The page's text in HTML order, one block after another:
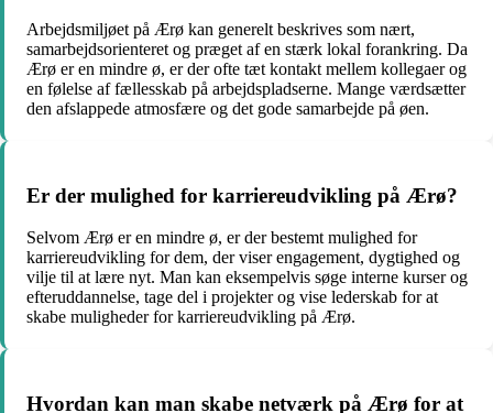
Arbejdsmiljøet på Ærø kan generelt beskrives som nært,
samarbejdsorienteret og præget af en stærk lokal forankring. Da
Ærø er en mindre ø, er der ofte tæt kontakt mellem kollegaer og
en følelse af fællesskab på arbejdspladserne. Mange værdsætter
den afslappede atmosfære og det gode samarbejde på øen.
Er der mulighed for karriereudvikling på Ærø?
Selvom Ærø er en mindre ø, er der bestemt mulighed for
karriereudvikling for dem, der viser engagement, dygtighed og
vilje til at lære nyt. Man kan eksempelvis søge interne kurser og
efteruddannelse, tage del i projekter og vise lederskab for at
skabe muligheder for karriereudvikling på Ærø.
Hvordan kan man skabe netværk på Ærø for at